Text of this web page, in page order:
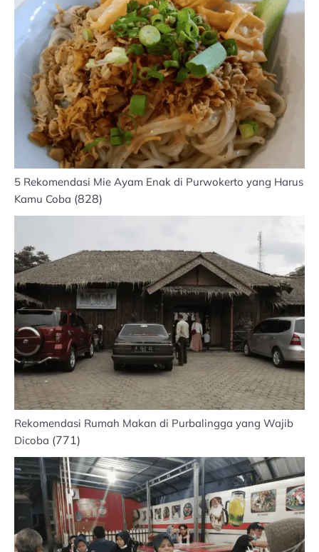
5 Rekomendasi Mie Ayam Enak di Purwokerto yang Harus
Kamu Coba (828)
Rekomendasi Rumah Makan di Purbalingga yang Wajib
Dicoba (771)